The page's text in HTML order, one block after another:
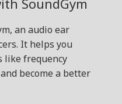
SoundGym
an audio ear
It helps you
like frequency
become a better